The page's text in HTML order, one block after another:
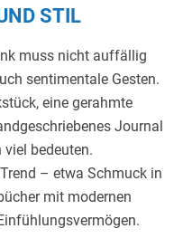
STIL
muss nicht auffällig
sentimentale Gesten.
eine gerahmte
Journal
bedeuten.
– etwa Schmuck in
mit modernen